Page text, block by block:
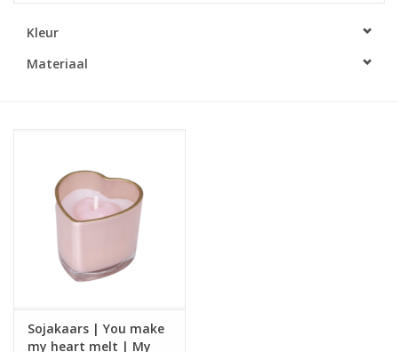
LED Kaarsen
Huisparfums
Merken
Kleur
Materiaal
Sojakaars | You make
my heart melt | My